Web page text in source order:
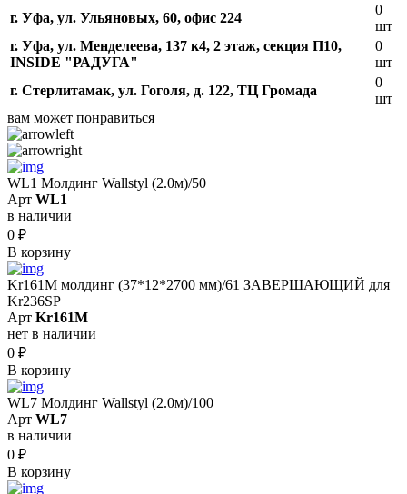
г. Уфа, ул. Ульяновых, 60, офис 224
0
шт
г. Уфа, ул. Менделеева, 137 к4, ​2 этаж, секция П10,
INSIDE "РАДУГА"
0
шт
г. Стерлитамак, ул. Гоголя, д. 122, ТЦ Громада
0
шт
вам может понравиться
WL1 Молдинг Wallstyl (2.0м)/50
Арт WL1
в наличии
0 ₽
В корзину
Kr161M молдинг (37*12*2700 мм)/61 ЗАВЕРШАЮЩИЙ для
Kr236SP
Арт Kr161M
нет в наличии
0 ₽
В корзину
WL7 Молдинг Wallstyl (2.0м)/100
Арт WL7
в наличии
0 ₽
В корзину